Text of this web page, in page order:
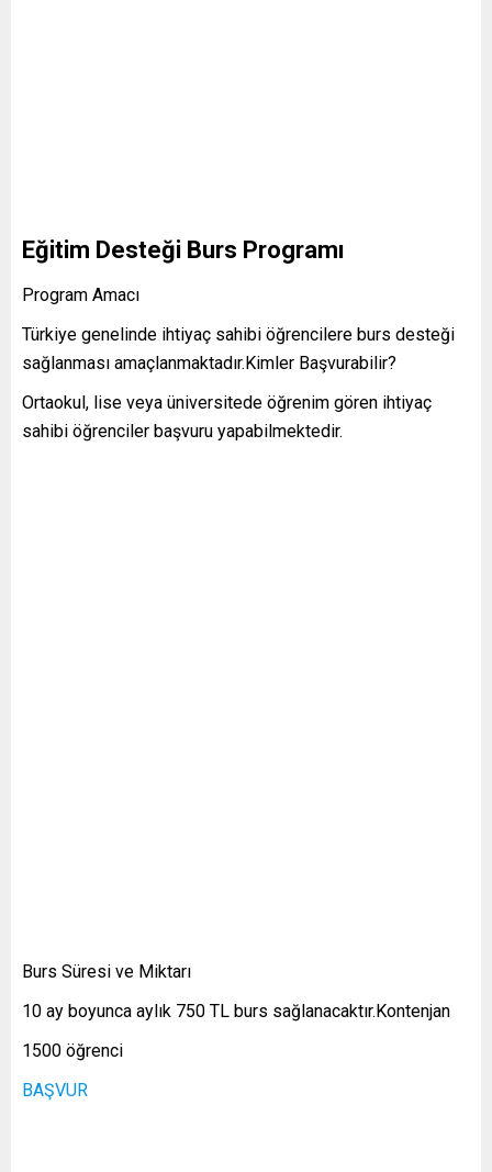
Eğitim Desteği Burs Programı
Program Amacı
Türkiye genelinde ihtiyaç sahibi öğrencilere burs desteği
sağlanması amaçlanmaktadır.Kimler Başvurabilir?
Ortaokul, lise veya üniversitede öğrenim gören ihtiyaç
sahibi öğrenciler başvuru yapabilmektedir.
Burs Süresi ve Miktarı
10 ay boyunca aylık 750 TL burs sağlanacaktır.Kontenjan
1500 öğrenci
BAŞVUR